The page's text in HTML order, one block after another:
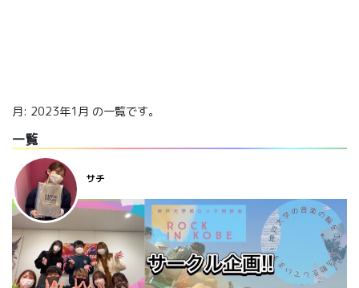
月: 2023年1月 の一覧です。
一覧
サチ